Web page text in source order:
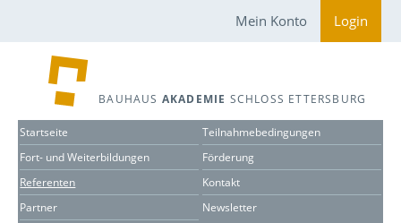
Mein Konto Login
BAUHAUS AKADEMIE SCHLOSS ETTERSBURG
Startseite
Fort- und Weiterbildungen
Referenten
Partner
Teilnahmebedingungen
Förderung
Kontakt
Newsletter